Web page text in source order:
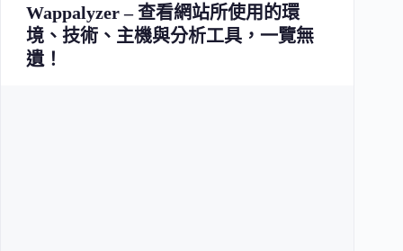
Wappalyzer – 查看網站所使用的環
境、技術、主機與分析工具，一覽無
遺！